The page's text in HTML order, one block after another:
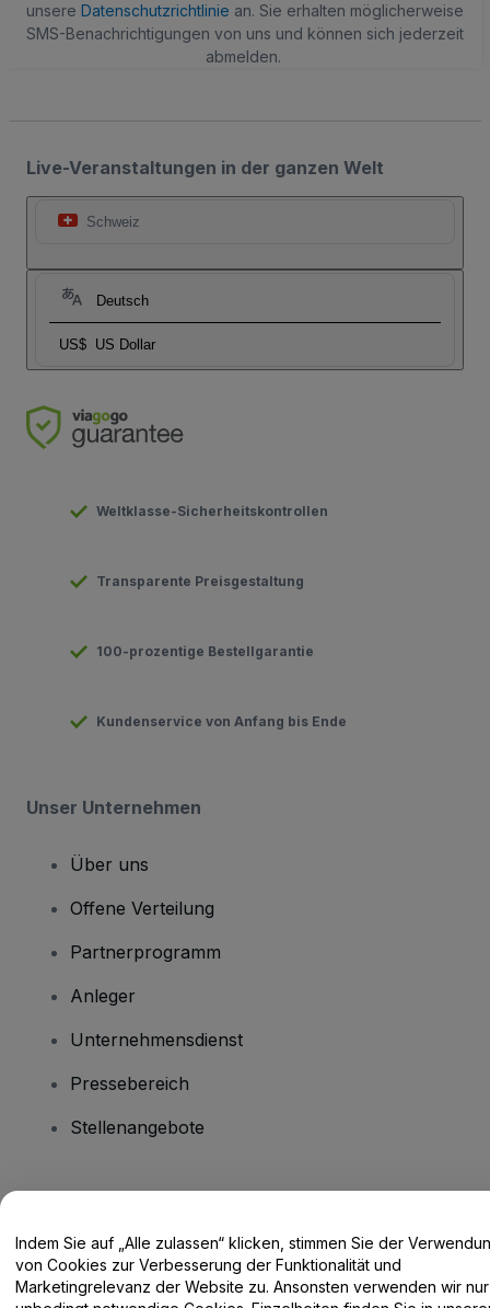
unsere Datenschutzrichtlinie an. Sie erhalten möglicherweise
SMS-Benachrichtigungen von uns und können sich jederzeit
abmelden.
Live-Veranstaltungen in der ganzen Welt
Schweiz
Deutsch
US$ US Dollar
Weltklasse-Sicherheitskontrollen
Transparente Preisgestaltung
100-prozentige Bestellgarantie
Kundenservice von Anfang bis Ende
Unser Unternehmen
Über uns
Offene Verteilung
Partnerprogramm
Anleger
Unternehmensdienst
Pressebereich
Stellenangebote
Hilfe-Center / Kontakt
Indem Sie auf „Alle zulassen“ klicken, stimmen Sie der
von Cookies zur Verbesserung der Funktionalität und
Marketingrelevanz der Website zu. Ansonsten verwenden wir nur